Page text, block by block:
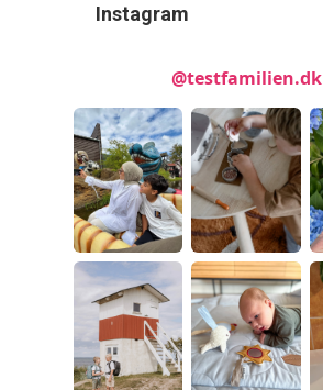
Instagram
@testfamilien.dk